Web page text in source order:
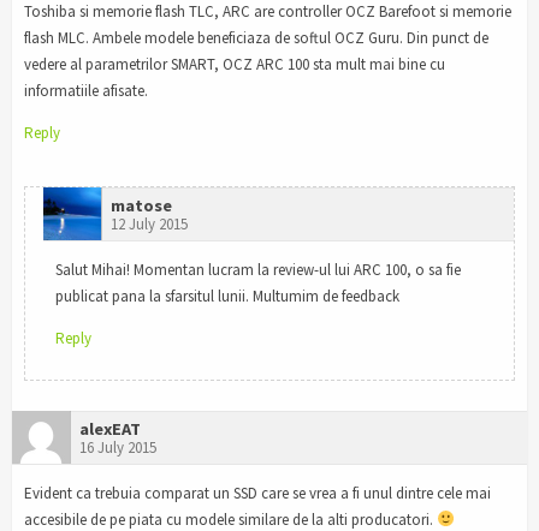
Toshiba si memorie flash TLC, ARC are controller OCZ Barefoot si memorie
flash MLC. Ambele modele beneficiaza de softul OCZ Guru. Din punct de
vedere al parametrilor SMART, OCZ ARC 100 sta mult mai bine cu
informatiile afisate.
Reply
matose
12 July 2015
Salut Mihai! Momentan lucram la review-ul lui ARC 100, o sa fie
publicat pana la sfarsitul lunii. Multumim de feedback
Reply
alexEAT
16 July 2015
Evident ca trebuia comparat un SSD care se vrea a fi unul dintre cele mai
accesibile de pe piata cu modele similare de la alti producatori.